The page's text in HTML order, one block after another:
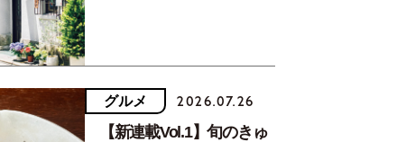
グルメ 2026.07.26
【新連載Vol.1】旬のきゅ